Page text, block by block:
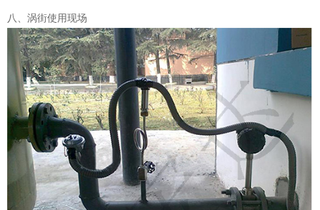
八、涡街使用现场